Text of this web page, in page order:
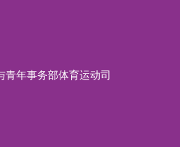
青年事务部体育运动司